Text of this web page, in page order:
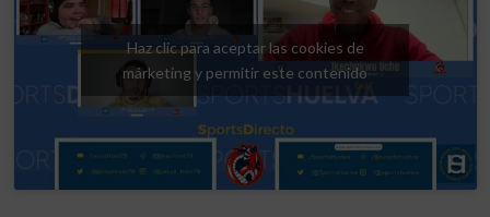
Haz clic para aceptar las cookies de
márketing y permitir este contenido